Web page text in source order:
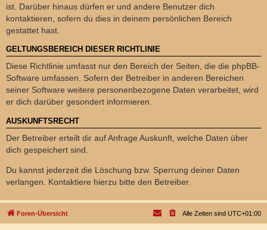
ist. Darüber hinaus dürfen er und andere Benutzer dich
kontaktieren, sofern du dies in deinem persönlichen Bereich
gestattet hast.
GELTUNGSBEREICH DIESER RICHTLINIE
Diese Richtlinie umfasst nur den Bereich der Seiten, die die phpBB-
Software umfassen. Sofern der Betreiber in anderen Bereichen
seiner Software weitere personenbezogene Daten verarbeitet, wird
er dich darüber gesondert informieren.
AUSKUNFTSRECHT
Der Betreiber erteilt dir auf Anfrage Auskunft, welche Daten über
dich gespeichert sind.
Du kannst jederzeit die Löschung bzw. Sperrung deiner Daten
verlangen. Kontaktiere hierzu bitte den Betreiber.
Foren-Übersicht Alle Zeiten sind UTC+01:00